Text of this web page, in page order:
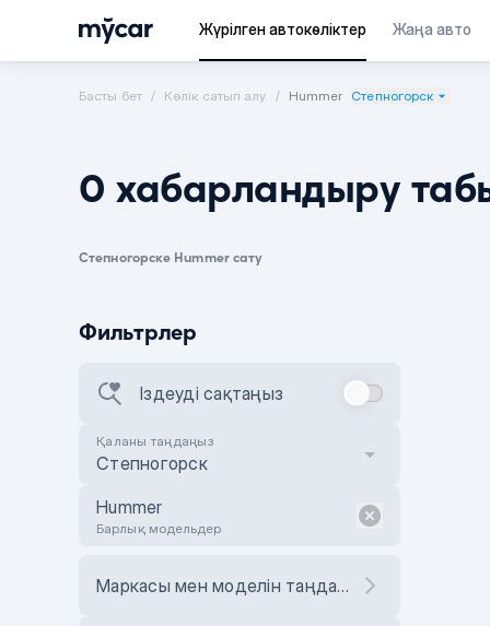
Жүрілген автокөліктер Жаңа авто
Басты бет Көлік сатып алу Hummer Степногорск
0 хабарландыру
Степногорске Hummer сату
Фильтрлер
Іздеуді сақтаңыз
Қаланы таңдаңыз
Степногорск
Hummer
Барлық модельдер
Маркасы мен моделін таңдаңыз